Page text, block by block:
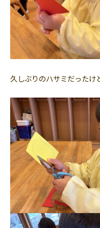
久しぶりのハサミだったけ